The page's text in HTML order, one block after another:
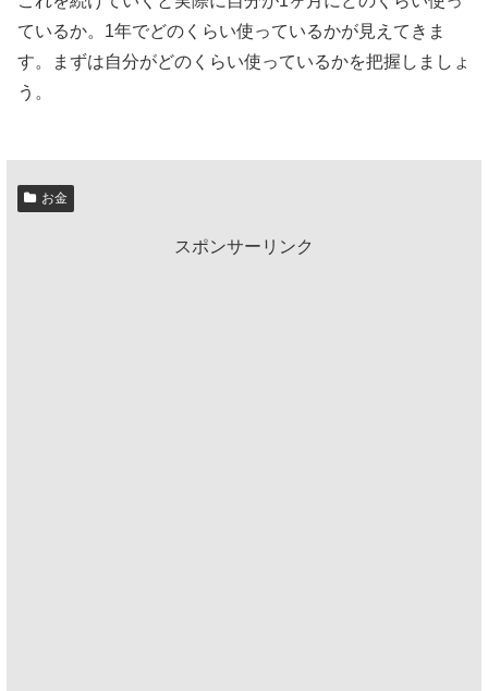
ているか。1年でどのくらい使っているかが見えてきま
す。まずは自分がどのくらい使っているかを把握しましょ
う。
お金
スポンサーリンク